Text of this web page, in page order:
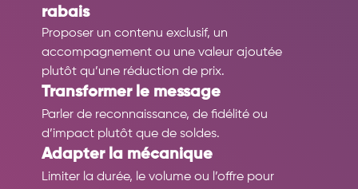
rabais
Proposer un contenu exclusif, un
accompagnement ou une valeur ajoutée
plutôt qu’une réduction de prix.
Transformer le message
Parler de reconnaissance, de fidélité ou
d’impact plutôt que de soldes.
Adapter la mécanique
Limiter la durée, le volume ou l’offre pour